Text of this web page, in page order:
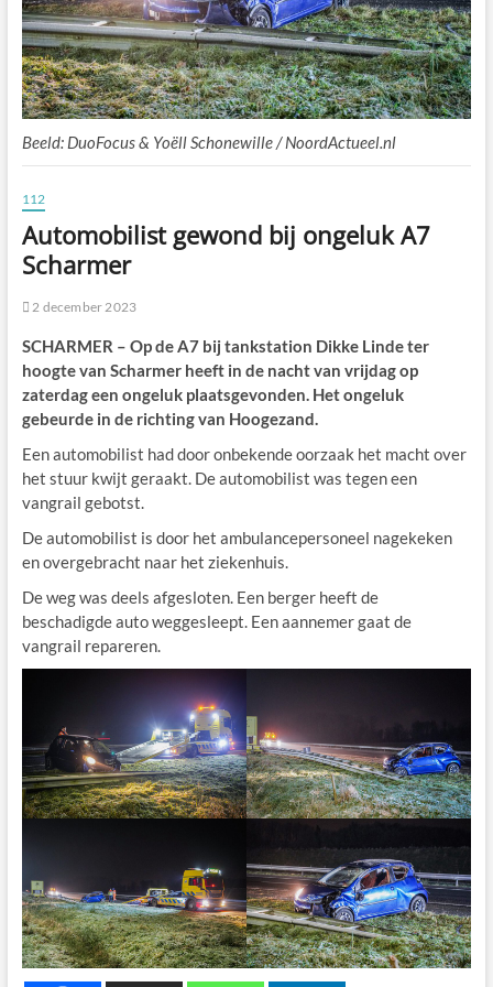
Beeld: DuoFocus & Yoëll Schonewille / NoordActueel.nl
112
Automobilist gewond bij ongeluk A7
Scharmer
2 december 2023
SCHARMER – Op de A7 bij tankstation Dikke Linde ter
hoogte van Scharmer heeft in de nacht van vrijdag op
zaterdag een ongeluk plaatsgevonden. Het ongeluk
gebeurde in de richting van Hoogezand.
Een automobilist had door onbekende oorzaak het macht over
het stuur kwijt geraakt. De automobilist was tegen een
vangrail gebotst.
De automobilist is door het ambulancepersoneel nagekeken
en overgebracht naar het ziekenhuis.
De weg was deels afgesloten. Een berger heeft de
beschadigde auto weggesleept. Een aannemer gaat de
vangrail repareren.